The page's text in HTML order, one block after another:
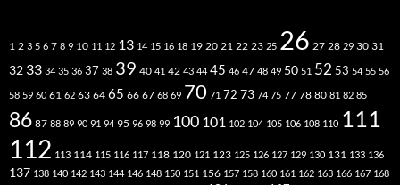
1 2 3 5 6 7 8 9 10 11 12 13 14 15 16 18 19 20 21 22 23 25 26 27 28 29 30 31
32 33 34 35 36 37 38 39 40 41 42 43 44 45 46 47 48 49 50 51 52 53 54 55 56
58 59 60 61 62 63 64 65 66 67 68 69 70 71 72 73 74 75 77 78 80 81 82 85
86 87 88 89 90 91 94 95 96 98 99 100 101 102 104 105 106 108 110 111
112 113 114 115 116 117 118 120 121 123 125 126 127 129 130 131 133 136
137 138 140 142 143 144 146 148 150 151 156 157 158 160 161 162 163 166 167 168